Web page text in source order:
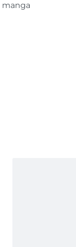
manga